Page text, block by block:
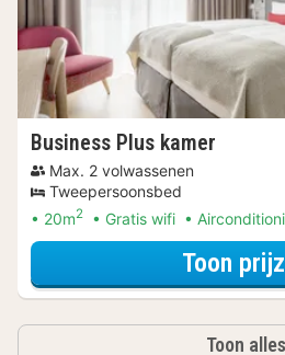
Business Plus kamer
Max. 2 volwassenen
Tweepersoonsbed
20m2 Gratis wifi
Toon
Toon alles